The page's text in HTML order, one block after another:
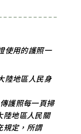
使用的護照一
陸地區人民身
護照每一頁掃
陸地區人民關
規定，所謂